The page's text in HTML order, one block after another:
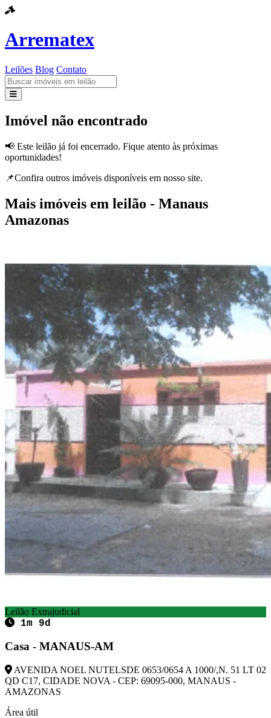
Arrematex
Leilões Blog Contato
Leilões
Imóvel não encontrado
📢 Este leilão já foi encerrado. Fique atento às próximas
oportunidades!
📌Confira outros imóveis disponíveis em nosso site.
Mais imóveis em leilão - Manaus
Amazonas
Leilão Extrajudicial
1m 9d
Casa - MANAUS-AM
AVENIDA NOEL NUTELSDE 0653/0654 A 1000/,N. 51 LT 02
QD C17, CIDADE NOVA - CEP: 69095-000, MANAUS -
AMAZONAS
Área útil